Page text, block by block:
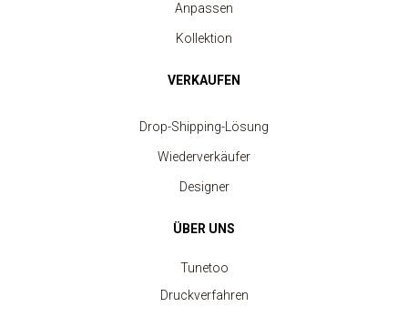
Anpassen
Kollektion
VERKAUFEN
Drop-Shipping-Lösung
Wiederverkäufer
Designer
ÜBER UNS
Tunetoo
Druckverfahren